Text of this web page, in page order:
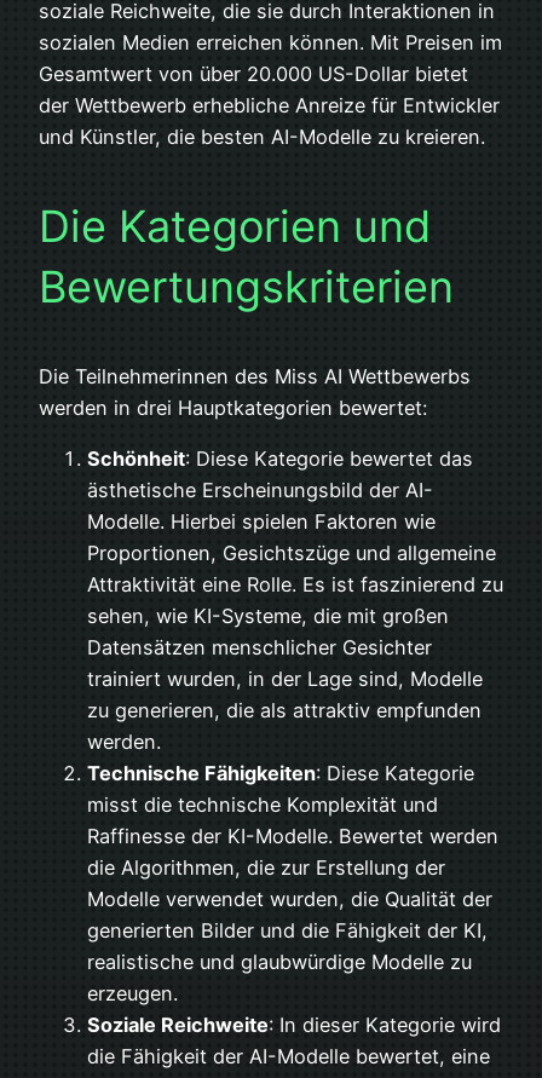
soziale Reichweite, die sie durch Interaktionen in
sozialen Medien erreichen können. Mit Preisen im
Gesamtwert von über 20.000 US-Dollar bietet
der Wettbewerb erhebliche Anreize für Entwickler
und Künstler, die besten AI-Modelle zu kreieren.
Die Kategorien und
Bewertungskriterien
Die Teilnehmerinnen des Miss AI Wettbewerbs
werden in drei Hauptkategorien bewertet:
Schönheit: Diese Kategorie bewertet das
ästhetische Erscheinungsbild der AI-
Modelle. Hierbei spielen Faktoren wie
Proportionen, Gesichtszüge und allgemeine
Attraktivität eine Rolle. Es ist faszinierend zu
sehen, wie KI-Systeme, die mit großen
Datensätzen menschlicher Gesichter
trainiert wurden, in der Lage sind, Modelle
zu generieren, die als attraktiv empfunden
werden.
Technische Fähigkeiten: Diese Kategorie
misst die technische Komplexität und
Raffinesse der KI-Modelle. Bewertet werden
die Algorithmen, die zur Erstellung der
Modelle verwendet wurden, die Qualität der
generierten Bilder und die Fähigkeit der KI,
realistische und glaubwürdige Modelle zu
erzeugen.
Soziale Reichweite: In dieser Kategorie wird
die Fähigkeit der AI-Modelle bewertet, eine